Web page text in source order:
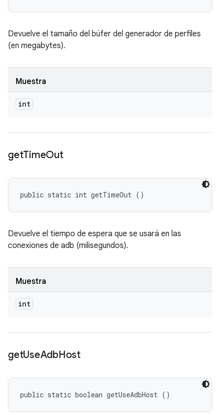
Devuelve el tamaño del búfer del generador de perfiles
(en megabytes).
Muestra
int
getTimeOut
public static int getTimeOut ()
Devuelve el tiempo de espera que se usará en las
conexiones de adb (milisegundos).
Muestra
int
getUseAdbHost
public static boolean getUseAdbHost ()